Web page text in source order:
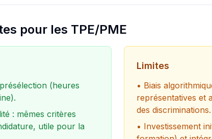
pour les TPE/PME
(heures
: mêmes critères
utile pour la
Limites
• Biais
représentatives et
des discriminations.
• Investissement